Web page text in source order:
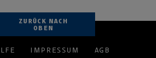
ZURÜCK NACH
OBEN
IMPRESSUM AGB